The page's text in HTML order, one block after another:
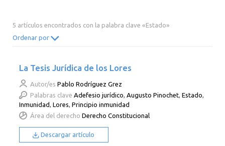
5 artículos encontrados con la palabra clave «Estado»
Ordenar por
La Tesis Jurídica de los Lores
Autor/es Pablo Rodríguez Grez
Palabras clave Adefesio jurídico,Augusto Pinochet,Estado,
Inmunidad,Lores,Principio inmunidad
Área del derecho Derecho Constitucional
Descargar artículo